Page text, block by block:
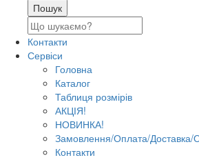
Контакти
Сервіси
Головна
Каталог
Таблиця розмірів
АКЦІЯ!
НОВИНКА!
Замовлення/Оплата/Доставка/
Контакти